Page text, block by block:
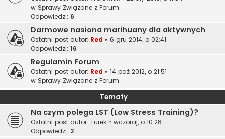
w Sprawy Związane z Forum
Odpowiedzi: 6
Darmowe nasiona marihuany dla aktywnych
Ostatni post autor: Red « 6 gru 2014, o 02:41
Odpowiedzi: 16
Regulamin Forum
Ostatni post autor: Red « 14 paź 2012, o 21:51
w Sprawy Związane z Forum
Tematy
Na czym polega LST (Low Stress Training)?
Ostatni post autor: Turek « wczoraj, o 10:28
Odpowiedzi: 2